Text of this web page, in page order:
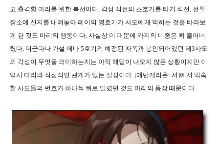
고 출격할 마리를 위한 복선이며, 각성 직전의 초호기를 타기 직전, 전투
장소에 신지를 내려놓아 레이의 영호기가 사도에게 먹히는 것을 바라보
게 한 것도 마리의 행동이다. 사실상 이 때문에 카지의 비중은 확 줄어버
렸다. 더군다나 가설 에바 5호기의 예정된 자폭과 봉인되어있던 제3사도
의 각성이 무엇을 의미하는지는 아직 해답이 나오지 않은 상황이지만 이
역시 마리와 직접적인 관계가 있는 설정이다. [에반게리온: 서]에서 익숙
한 사도들의 번호가 하나씩 뒤로 밀렸던 것도 마리의 등장 때문이다.